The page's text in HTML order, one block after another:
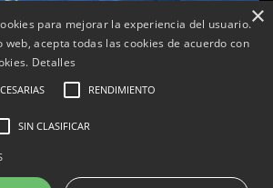
la 25a Fira del Medi Ambient
Televisió 18, octubre, 2025 - 12:26
×
para mejorar la experiencia del usuario.
acepta todas las cookies de acuerdo con
Detalles
RENDIMIENTO
SIN CLASIFICAR